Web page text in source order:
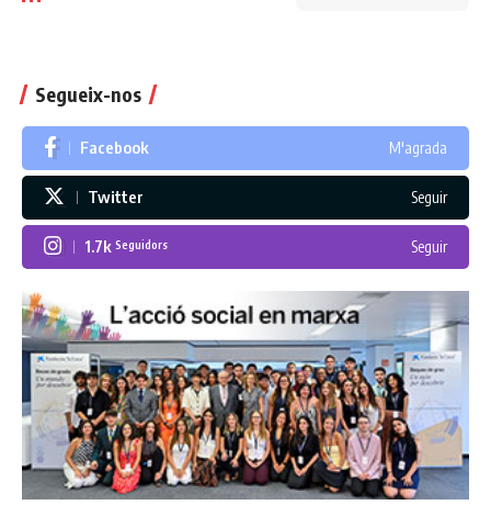
Segueix-nos
Facebook M'agrada
Twitter Seguir
1.7k Seguidors Seguir